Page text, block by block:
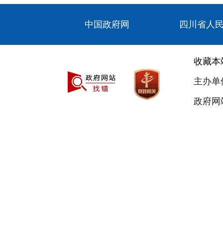
中国政府网 四川省人
收藏本
主办
政府网